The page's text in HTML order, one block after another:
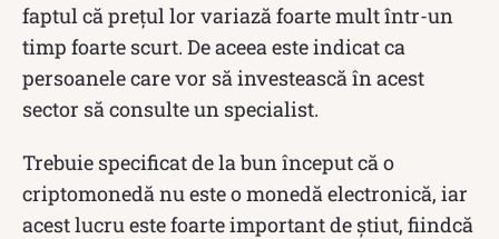
faptul că prețul lor variază foarte mult într-un
timp foarte scurt. De aceea este indicat ca
persoanele care vor să investească în acest
sector să consulte un specialist.
Trebuie specificat de la bun început că o
criptomonedă nu este o monedă electronică, iar
acest lucru este foarte important de știut, fiindcă